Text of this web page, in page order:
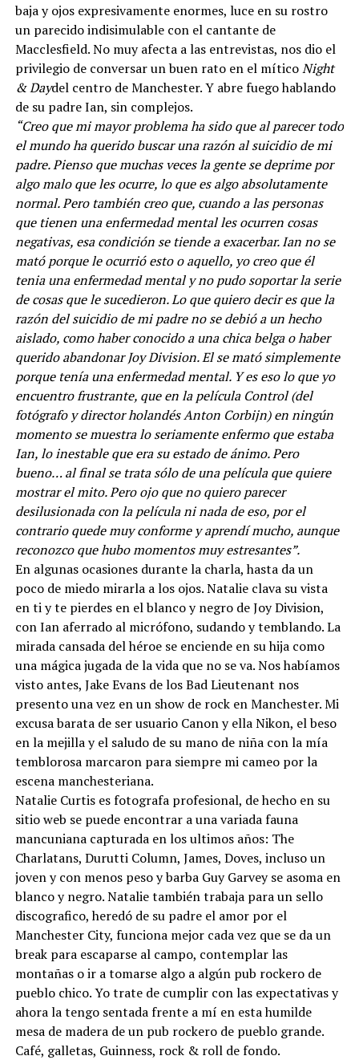
baja y ojos expresivamente enormes, luce en su rostro
un parecido indisimulable con el cantante de
Macclesfield. No muy afecta a las entrevistas, nos dio el
privilegio de conversar un buen rato en el míticoNight
& Daydel centro de Manchester. Y abre fuego hablando
de su padre Ian, sin complejos.
“Creo que mi mayor problema ha sido que al parecer todo
el mundo ha querido buscar una razón al suicidio de mi
padre. Pienso que muchas veces la gente se deprime por
algo malo que les ocurre, lo que es algo absolutamente
normal. Pero también creo que, cuando a las personas
que tienen una enfermedad mental les ocurren cosas
negativas, esa condición se tiende a exacerbar. Ian no se
mató porque le ocurrió esto o aquello, yo creo que él
tenia una enfermedad mental y no pudo soportar la serie
de cosas que le sucedieron. Lo que quiero decir es que la
razón del suicidio de mi padre no se debió a un hecho
aislado, como haber conocido a una chica belga o haber
querido abandonar Joy Division. El se mató simplemente
porque tenía una enfermedad mental. Y es eso lo que yo
encuentro frustrante, que en la película Control (del
fotógrafo y director holandés Anton Corbijn) en ningún
momento se muestra lo seriamente enfermo que estaba
Ian, lo inestable que era su estado de ánimo. Pero
bueno… al final se trata sólo de una película que quiere
mostrar el mito. Pero ojo que no quiero parecer
desilusionada con la película ni nada de eso, por el
contrario quede muy conforme y aprendí mucho, aunque
reconozco que hubo momentos muy estresantes”.
En algunas ocasiones durante la charla, hasta da un
poco de miedo mirarla a los ojos. Natalie clava su vista
en ti y te pierdes en el blanco y negro de Joy Division,
con Ian aferrado al micrófono, sudando y temblando. La
mirada cansada del héroe se enciende en su hija como
una mágica jugada de la vida que no se va. Nos habíamos
visto antes, Jake Evans de los Bad Lieutenant nos
presento una vez en un show de rock en Manchester. Mi
excusa barata de ser usuario Canon y ella Nikon, el beso
en la mejilla y el saludo de su mano de niña con la mía
temblorosa marcaron para siempre mi cameo por la
escena manchesteriana.
Natalie Curtis es fotografa profesional, de hecho en su
sitio web se puede encontrar a una variada fauna
mancuniana capturada en los ultimos años: The
Charlatans, Durutti Column, James, Doves, incluso un
joven y con menos peso y barba Guy Garvey se asoma en
blanco y negro. Natalie también trabaja para un sello
discografico, heredó de su padre el amor por el
Manchester City, funciona mejor cada vez que se da un
break para escaparse al campo, contemplar las
montañas o ir a tomarse algo a algún pub rockero de
pueblo chico. Yo trate de cumplir con las expectativas y
ahora la tengo sentada frente a mí en esta humilde
mesa de madera de un pub rockero de pueblo grande.
Café, galletas, Guinness, rock & roll de fondo.